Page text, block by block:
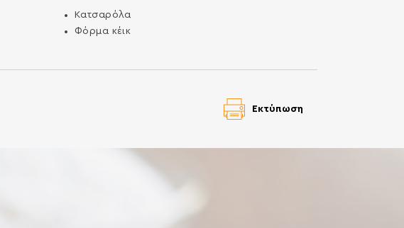
Κατσαρόλα
Φόρμα κέικ
Εκτύπωση